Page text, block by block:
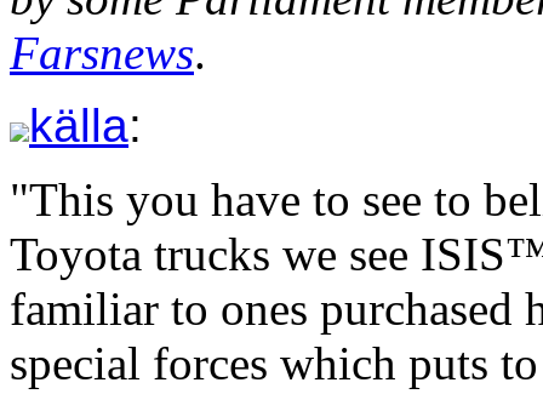
Farsnews.
källa:
"This you have to see to
Toyota trucks we see
familiar to ones purchased
special forces which puts